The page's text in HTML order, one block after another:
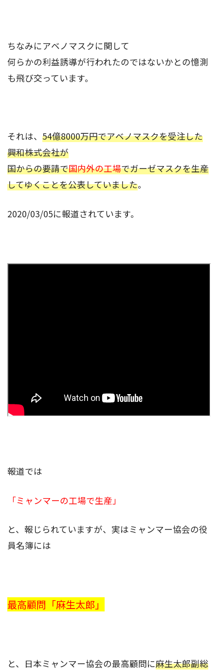
ちなみにアベノマスクに関して
何らかの利益誘導が行われたのではないかとの憶測
も飛び交っています。
それは、 54億8000万円でアベノマスクを受注した
興和株式会社が
国からの要請で国内外の工場でガーゼマスクを生産
してゆくことを公表していました。
2020/03/05に報道されています。
報道では
「ミャンマーの工場で生産」
と、報じられていますが、実はミャンマー協会の役
員名簿には
最高顧問「麻生太郎」
と、日本ミャンマー協会の最高顧問に麻生太郎副総